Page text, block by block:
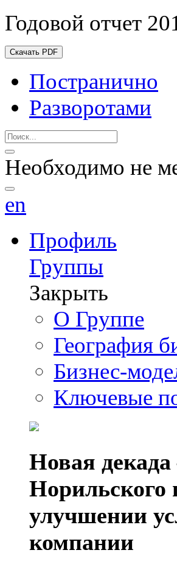
Годовой отчет
Скачать PDF
Постранично
Разворотами
Необходимо не
en
Профиль
Группы
Закрыть
О Группе
География
Бизнес-
Ключевые
Новая
улучшении
компании